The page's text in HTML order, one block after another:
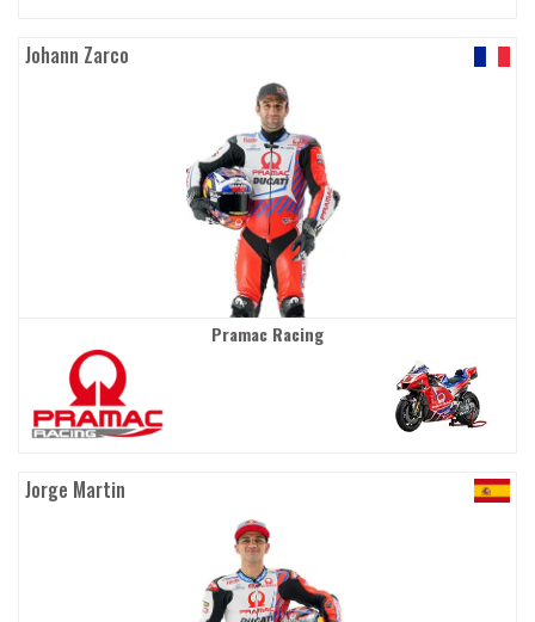
Johann Zarco
Pramac Racing
Jorge Martin